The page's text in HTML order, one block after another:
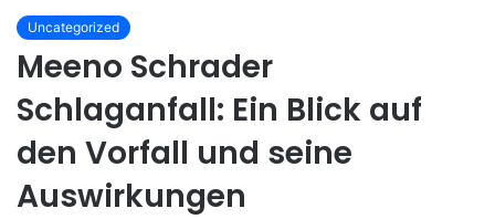
Uncategorized
Meeno Schrader
Schlaganfall: Ein Blick auf
den Vorfall und seine
Auswirkungen